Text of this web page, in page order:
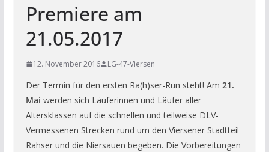
Premiere am
21.05.2017
12. November 2016 LG-47-Viersen
Der Termin für den ersten Ra(h)ser-Run steht! Am 21.
Mai werden sich Läuferinnen und Läufer aller
Altersklassen auf die schnellen und teilweise DLV-
Vermessenen Strecken rund um den Viersener Stadtteil
Rahser und die Niersauen begeben. Die Vorbereitungen